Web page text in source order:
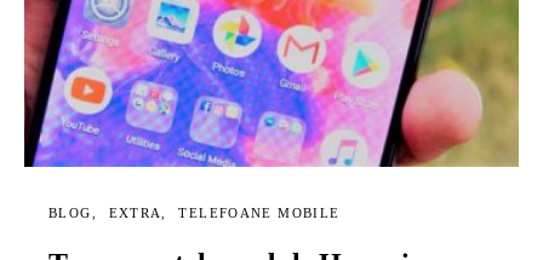
BLOG EXTRA TELEFOANE MOBILE